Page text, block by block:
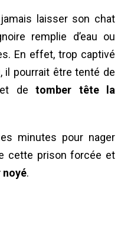
laisser son chat
remplie d’eau ou
En effet, trop captivé
il pourrait être tenté de
de tomber tête la
minutes pour nager
cette prison forcée et
noyé.